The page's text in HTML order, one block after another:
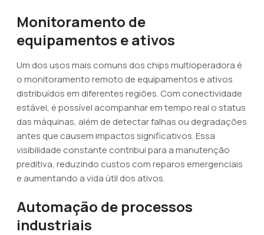
Monitoramento de
equipamentos e ativos
Um dos usos mais comuns dos chips multioperadora é
o monitoramento remoto de equipamentos e ativos
distribuídos em diferentes regiões. Com conectividade
estável, é possível acompanhar em tempo real o status
das máquinas, além de detectar falhas ou degradações
antes que causem impactos significativos. Essa
visibilidade constante contribui para a manutenção
preditiva, reduzindo custos com reparos emergenciais
e aumentando a vida útil dos ativos.
Automação de processos
industriais